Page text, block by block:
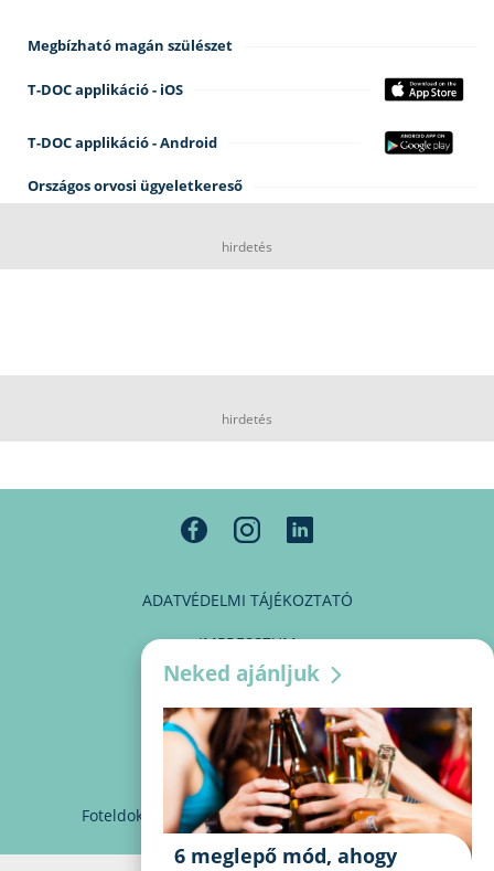
Megbízható magán szülészet
T-DOC applikáció - iOS
T-DOC applikáció - Android
Országos orvosi ügyeletkereső
hirdetés
hirdetés
ADATVÉDELMI TÁJÉKOZTATÓ
IMPRESSZUM
MÉDIAAJÁNLAT
PARTNEREINK
KAPCSOLAT
Foteldoki info@foteldoki.hu Süti beállítások
Neked ajánljuk
6 meglepő mód, ahogy